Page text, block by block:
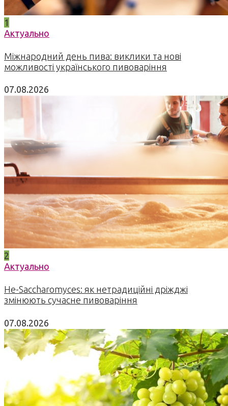
1
Актуально
Міжнародний день пива: виклики та нові
можливості українського пивоваріння
07.08.2026
2
Актуально
Не-Saccharomyces: як нетрадиційні дріжджі
змінюють сучасне пивоваріння
07.08.2026